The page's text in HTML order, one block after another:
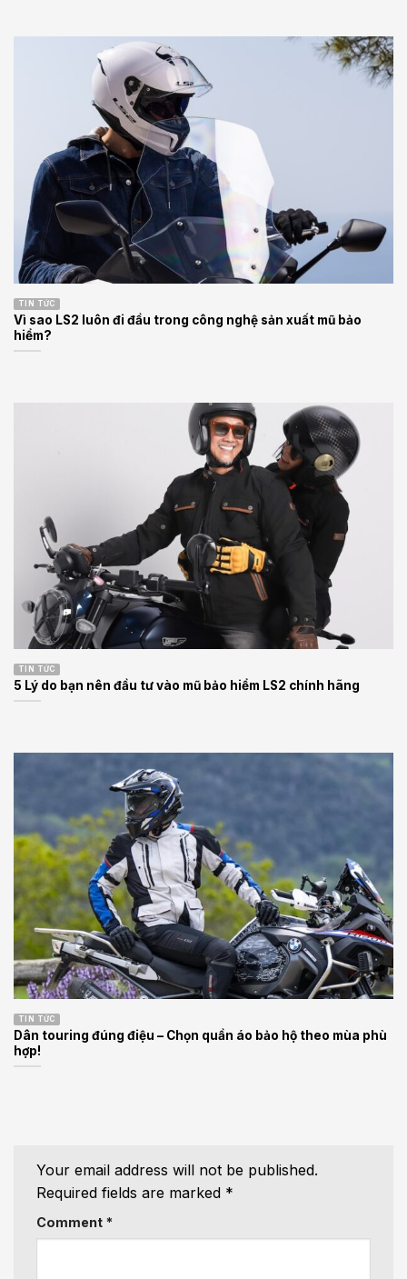
TIN TỨC
Vì sao LS2 luôn đi đầu trong công nghệ sản xuất mũ bảo
hiểm?
TIN TỨC
5 Lý do bạn nên đầu tư vào mũ bảo hiểm LS2 chính hãng
TIN TỨC
Dân touring đúng điệu – Chọn quần áo bảo hộ theo mùa phù
hợp!
Your email address will not be published.
Required fields are marked *
Comment *